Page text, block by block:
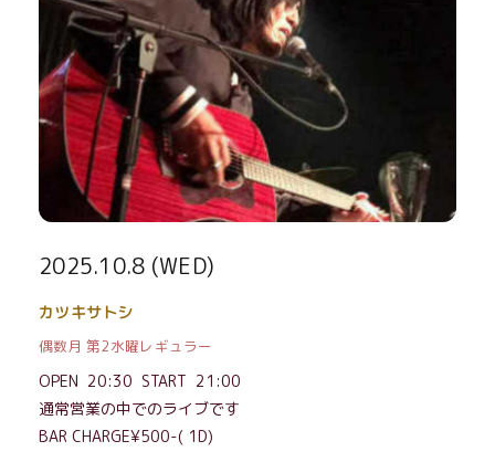
2025.10.8 (WED)
カツキサトシ
偶数月 第2水曜レギュラー
OPEN 20:30 START 21:00
通常営業の中でのライブです
BAR CHARGE¥500-( 1D)